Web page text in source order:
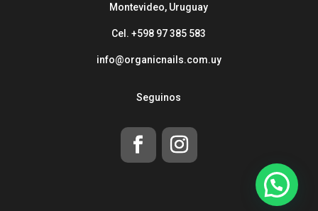
Montevideo, Uruguay
Cel. +598 97 385 583
info@organicnails.com.uy
Seguinos